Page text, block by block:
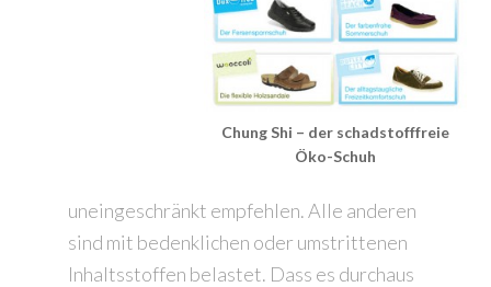
Chung Shi – der schadstofffreie
Öko-Schuh
uneingeschränkt empfehlen. Alle anderen
sind mit bedenklichen oder umstrittenen
Inhaltsstoffen belastet. Dass es durchaus